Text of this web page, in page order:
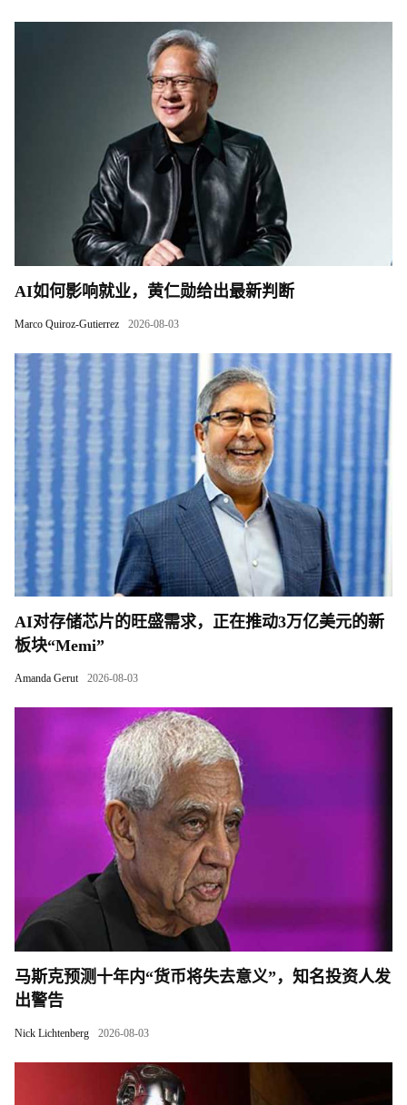
AI如何影响就业，黄仁勋给出最新判断
Marco Quiroz-Gutierrez 2026-08-03
AI对存储芯片的旺盛需求，正在推动3万亿美元的新
板块“Memi”
Amanda Gerut 2026-08-03
马斯克预测十年内“货币将失去意义”，知名投资人发
出警告
Nick Lichtenberg 2026-08-03